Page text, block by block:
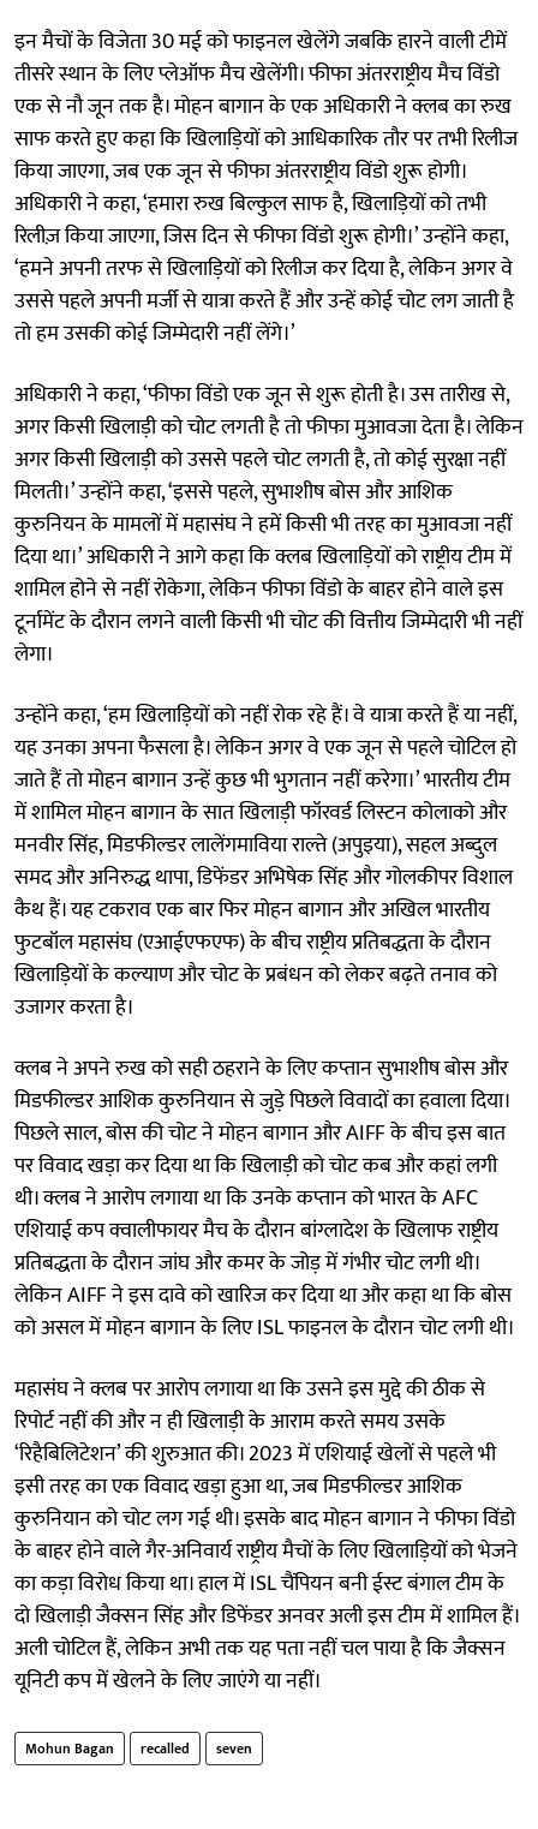
इन मैचों के विजेता 30 मई को फाइनल खेलेंगे जबकि हारने वाली टीमें
तीसरे स्थान के लिए प्लेऑफ मैच खेलेंगी। फीफा अंतरराष्ट्रीय मैच विंडो
एक से नौ जून तक है। मोहन बागान के एक अधिकारी ने क्लब का रुख
साफ करते हुए कहा कि खिलाड़ियों को आधिकारिक तौर पर तभी रिलीज
किया जाएगा, जब एक जून से फीफा अंतरराष्ट्रीय विंडो शुरू होगी।
अधिकारी ने कहा, ‘हमारा रुख बिल्कुल साफ है, खिलाड़ियों को तभी
रिलीज़ किया जाएगा, जिस दिन से फीफा विंडो शुरू होगी।’ उन्होंने कहा,
‘हमने अपनी तरफ से खिलाड़ियों को रिलीज कर दिया है, लेकिन अगर वे
उससे पहले अपनी मर्जी से यात्रा करते हैं और उन्हें कोई चोट लग जाती है
तो हम उसकी कोई जिम्मेदारी नहीं लेंगे।’
अधिकारी ने कहा, ‘फीफा विंडो एक जून से शुरू होती है। उस तारीख से,
अगर किसी खिलाड़ी को चोट लगती है तो फीफा मुआवजा देता है। लेकिन
अगर किसी खिलाड़ी को उससे पहले चोट लगती है, तो कोई सुरक्षा नहीं
मिलती।’ उन्होंने कहा, ‘इससे पहले, सुभाशीष बोस और आशिक
कुरुनियन के मामलों में महासंघ ने हमें किसी भी तरह का मुआवजा नहीं
दिया था।’ अधिकारी ने आगे कहा कि क्लब खिलाड़ियों को राष्ट्रीय टीम में
शामिल होने से नहीं रोकेगा, लेकिन फीफा विंडो के बाहर होने वाले इस
टूर्नामेंट के दौरान लगने वाली किसी भी चोट की वित्तीय जिम्मेदारी भी नहीं
लेगा।
उन्होंने कहा, ‘हम खिलाड़ियों को नहीं रोक रहे हैं। वे यात्रा करते हैं या नहीं,
यह उनका अपना फैसला है। लेकिन अगर वे एक जून से पहले चोटिल हो
जाते हैं तो मोहन बागान उन्हें कुछ भी भुगतान नहीं करेगा।’ भारतीय टीम
में शामिल मोहन बागान के सात खिलाड़ी फॉरवर्ड लिस्टन कोलाको और
मनवीर सिंह, मिडफील्डर लालेंगमाविया राल्ते (अपुइया), सहल अब्दुल
समद और अनिरुद्ध थापा, डिफेंडर अभिषेक सिंह और गोलकीपर विशाल
कैथ हैं। यह टकराव एक बार फिर मोहन बागान और अखिल भारतीय
फुटबॉल महासंघ (एआईएफएफ) के बीच राष्ट्रीय प्रतिबद्धता के दौरान
खिलाड़ियों के कल्याण और चोट के प्रबंधन को लेकर बढ़ते तनाव को
उजागर करता है।
क्लब ने अपने रुख को सही ठहराने के लिए कप्तान सुभाशीष बोस और
मिडफील्डर आशिक कुरुनियान से जुड़े पिछले विवादों का हवाला दिया।
पिछले साल, बोस की चोट ने मोहन बागान और AIFF के बीच इस बात
पर विवाद खड़ा कर दिया था कि खिलाड़ी को चोट कब और कहां लगी
थी। क्लब ने आरोप लगाया था कि उनके कप्तान को भारत के AFC
एशियाई कप क्वालीफायर मैच के दौरान बांग्लादेश के खिलाफ राष्ट्रीय
प्रतिबद्धता के दौरान जांघ और कमर के जोड़ में गंभीर चोट लगी थी।
लेकिन AIFF ने इस दावे को खारिज कर दिया था और कहा था कि बोस
को असल में मोहन बागान के लिए ISL फाइनल के दौरान चोट लगी थी।
महासंघ ने क्लब पर आरोप लगाया था कि उसने इस मुद्दे की ठीक से
रिपोर्ट नहीं की और न ही खिलाड़ी के आराम करते समय उसके
‘रिहैबिलिटेशन’ की शुरुआत की। 2023 में एशियाई खेलों से पहले भी
इसी तरह का एक विवाद खड़ा हुआ था, जब मिडफील्डर आशिक
कुरुनियान को चोट लग गई थी। इसके बाद मोहन बागान ने फीफा विंडो
के बाहर होने वाले गैर-अनिवार्य राष्ट्रीय मैचों के लिए खिलाड़ियों को भेजने
का कड़ा विरोध किया था। हाल में ISL चैंपियन बनी ईस्ट बंगाल टीम के
दो खिलाड़ी जैक्सन सिंह और डिफेंडर अनवर अली इस टीम में शामिल हैं।
अली चोटिल हैं, लेकिन अभी तक यह पता नहीं चल पाया है कि जैक्सन
यूनिटी कप में खेलने के लिए जाएंगे या नहीं।
Mohun Bagan recalled seven